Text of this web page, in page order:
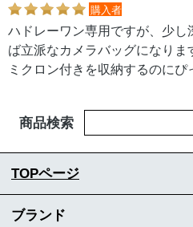
購入者
ハドレーワン専用ですが、少し
ば立派なカメラバッグになり
ミクロン付きを収納するのにぴ
商品検索
TOPページ
ブランド